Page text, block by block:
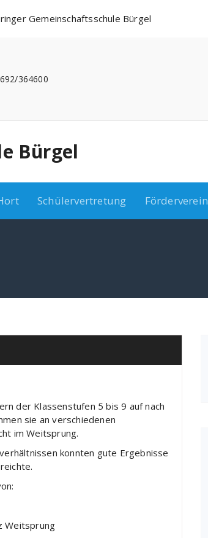
364600
Bürgel
Schülervertretung Förderverein
der Klassenstufen 5 bis 9 auf nach
sie an verschiedenen
im Weitsprung.
konnten gute Ergebnisse